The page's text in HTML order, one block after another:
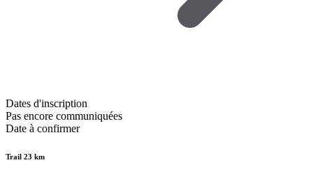
Dates d'inscription
Pas encore communiquées
Date à confirmer
Trail 23 km